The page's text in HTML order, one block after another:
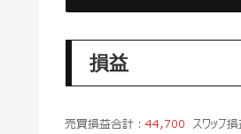
損益